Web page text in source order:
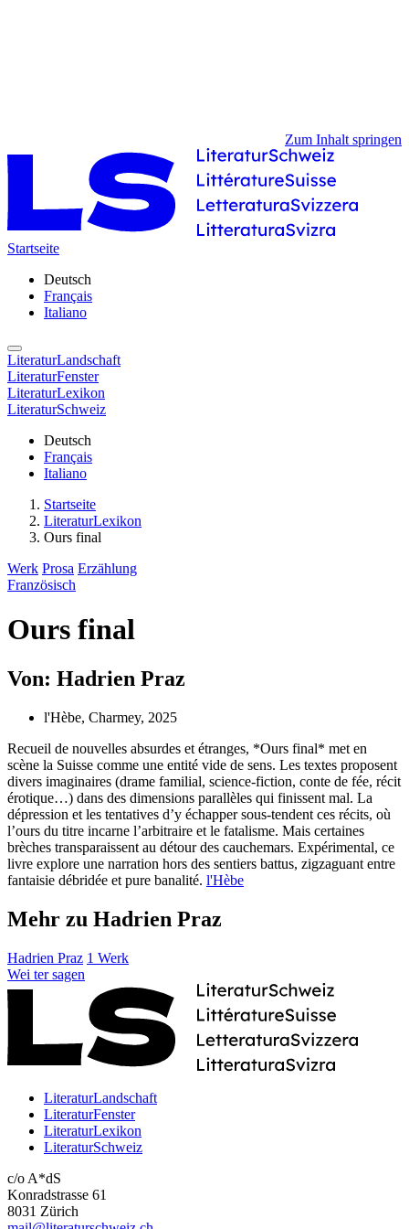
Zum Inhalt springen
Startseite
Deutsch
Français
Italiano
LiteraturLandschaft
LiteraturFenster
LiteraturLexikon
LiteraturSchweiz
Deutsch
Français
Italiano
Startseite
LiteraturLexikon
Ours final
Werk Prosa Erzählung
Französisch
Ours final
Von: Hadrien Praz
l'Hèbe, Charmey, 2025
Recueil de nouvelles absurdes et étranges, *Ours final* met en
scène la Suisse comme une entité vide de sens. Les textes proposent
divers imaginaires (drame familial, science-fiction, conte de fée, récit
érotique…) dans des dimensions parallèles qui finissent mal. La
dépression et les tentatives d’y échapper sous-tendent ces récits, où
l’ours du titre incarne l’arbitraire et le fatalisme. Mais certaines
brèches transparaissent au détour des cauchemars. Expérimental, ce
livre explore une narration hors des sentiers battus, zigzaguant entre
fantaisie débridée et pure banalité. l'Hèbe
Mehr zu Hadrien Praz
Hadrien Praz 1 Werk
Wei ter sagen
LiteraturLandschaft
LiteraturFenster
LiteraturLexikon
LiteraturSchweiz
c/o A*dS
Konradstrasse 61
8031 Zürich